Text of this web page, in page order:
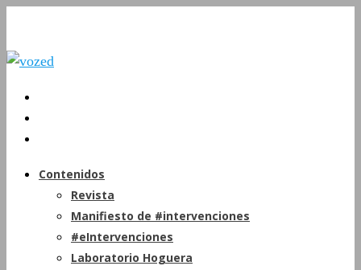
Contenidos
Revista
Manifiesto de #intervenciones
#eIntervenciones
Laboratorio Hoguera